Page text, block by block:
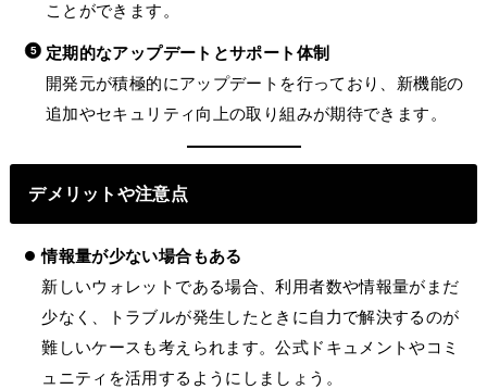
ことができます。
定期的なアップデートとサポート体制
開発元が積極的にアップデートを行っており、新機能の
追加やセキュリティ向上の取り組みが期待できます。
デメリットや注意点
情報量が少ない場合もある
新しいウォレットである場合、利用者数や情報量がまだ
少なく、トラブルが発生したときに自力で解決するのが
難しいケースも考えられます。公式ドキュメントやコミ
ュニティを活用するようにしましょう。